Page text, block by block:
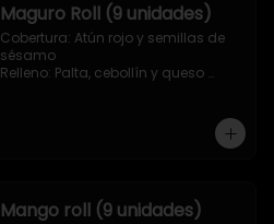
Maguro Roll (9 unidades)
Cobertura: Atún rojo y semillas de
sésamo
Relleno: Palta, cebollín y queso
Mango roll (9 unidades)